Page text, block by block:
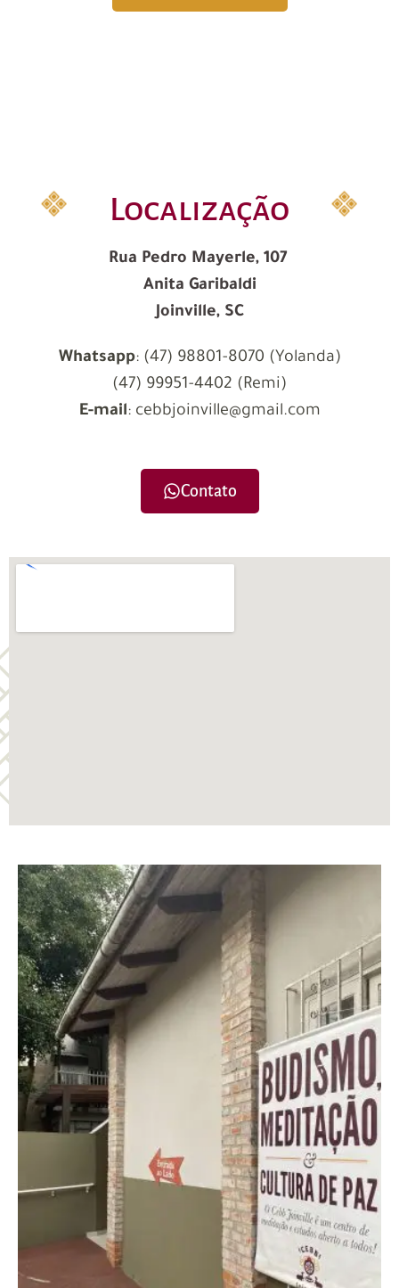
Localização
Rua Pedro Mayerle, 107
Anita Garibaldi
Joinville, SC
Whatsapp: (47) 98801-8070 (Yolanda)
(47) 99951-4402 (Remi)
E-mail: cebbjoinville@gmail.com
Contato